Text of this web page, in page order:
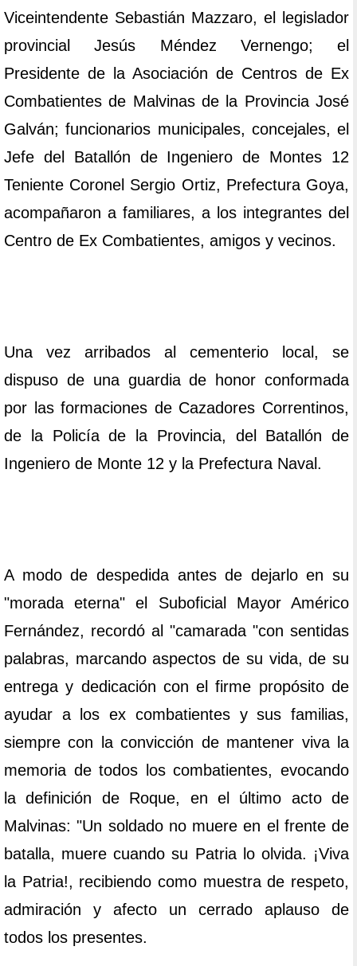
Viceintendente Sebastián Mazzaro, el legislador
provincial Jesús Méndez Vernengo; el
Presidente de la Asociación de Centros de Ex
Combatientes de Malvinas de la Provincia José
Galván; funcionarios municipales, concejales, el
Jefe del Batallón de Ingeniero de Montes 12
Teniente Coronel Sergio Ortiz, Prefectura Goya,
acompañaron a familiares, a los integrantes del
Centro de Ex Combatientes, amigos y vecinos.
Una vez arribados al cementerio local, se
dispuso de una guardia de honor conformada
por las formaciones de Cazadores Correntinos,
de la Policía de la Provincia, del Batallón de
Ingeniero de Monte 12 y la Prefectura Naval.
A modo de despedida antes de dejarlo en su
"morada eterna" el Suboficial Mayor Américo
Fernández, recordó al "camarada "con sentidas
palabras, marcando aspectos de su vida, de su
entrega y dedicación con el firme propósito de
ayudar a los ex combatientes y sus familias,
siempre con la convicción de mantener viva la
memoria de todos los combatientes, evocando
la definición de Roque, en el último acto de
Malvinas: "Un soldado no muere en el frente de
batalla, muere cuando su Patria lo olvida. ¡Viva
la Patria!, recibiendo como muestra de respeto,
admiración y afecto un cerrado aplauso de
todos los presentes.